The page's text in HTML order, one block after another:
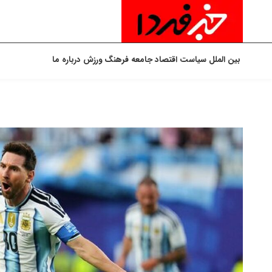
بین الملل سیاست اقتصادجامعه فرهنگورزش درباره ما